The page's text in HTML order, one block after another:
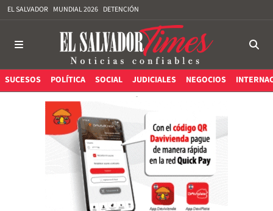
EL SALVADOR MUNDIAL 2026 DETENCIÓN
SUCESOS POLÍTICA SOCIAL JUDICIALES NEGOCIOS